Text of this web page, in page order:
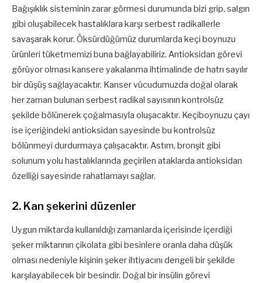
Bağışıklık sisteminin zarar görmesi durumunda bizi grip, salgın
gibi oluşabilecek hastalıklara karşı serbest radikallerle
savaşarak korur. Öksürdüğümüz durumlarda keçi boynuzu
ürünleri tüketmemizi buna bağlayabiliriz. Antioksidan görevi
görüyor olması kansere yakalanma ihtimalinde de hatrı sayılır
bir düşüş sağlayacaktır. Kanser vücudumuzda doğal olarak
her zaman bulunan serbest radikal sayısının kontrolsüz
şekilde bölünerek çoğalmasıyla oluşacaktır. Keçiboynuzu çayı
ise içeriğindeki antioksidan sayesinde bu kontrolsüz
bölünmeyi durdurmaya çalışacaktır. Astım, bronşit gibi
solunum yolu hastalıklarında geçirilen ataklarda antioksidan
özelliği sayesinde rahatlamayı sağlar.
2. Kan şekerini düzenler
Uygun miktarda kullanıldığı zamanlarda içerisinde içerdiği
şeker miktarının çikolata gibi besinlere oranla daha düşük
olması nedeniyle kişinin şeker ihtiyacını dengeli bir şekilde
karşılayabilecek bir besindir. Doğal bir insülin görevi